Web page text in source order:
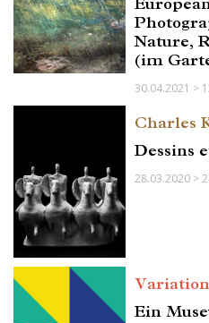
Nature,
(im
30.04.2021 >
Charles
Dessins
28.03.2020 >
Ein